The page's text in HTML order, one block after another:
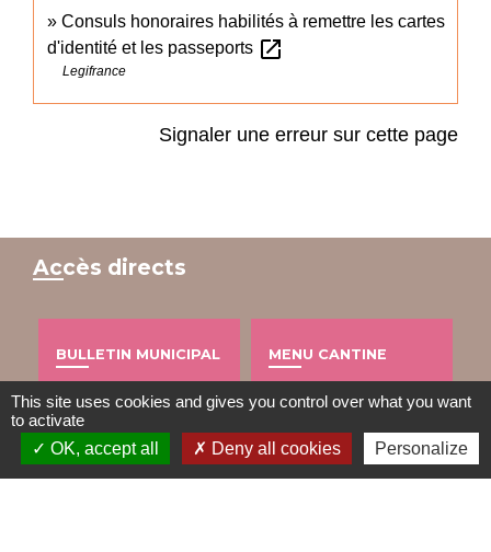
Consuls honoraires habilités à remettre les cartes
d'identité et les passeports open_in_new
Legifrance
Signaler une erreur sur cette page
Accès directs
BULLETIN MUNICIPAL
import_contacts
MENU CANTINE
local_dining
This site uses cookies and gives you control over what you want
to activate
OK, accept all
Deny all cookies Personalize